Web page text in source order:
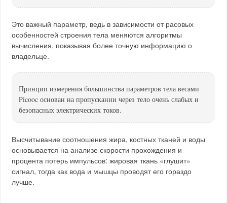
Это важный параметр, ведь в зависимости от расовых
особенностей строения тела меняются алгоритмы
вычисления, показывая более точную информацию о
владельце.
Принцип измерения большинства параметров тела весами
Picooc основан на пропускании через тело очень слабых и
безопасных электрических токов.
Высчитывание соотношения жира, костных тканей и воды
основывается на анализе скорости прохождения и
процента потерь импульсов: жировая ткань «глушит»
сигнал, тогда как вода и мышцы проводят его гораздо
лучше.